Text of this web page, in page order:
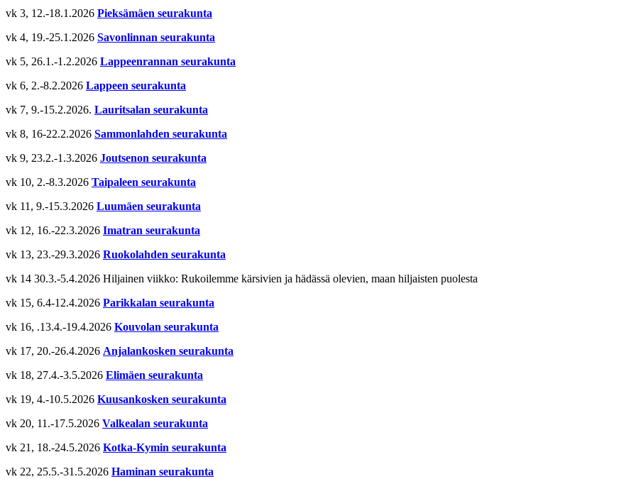
vk 3, 12.-18.1.2026 Pieksämäen seurakunta
vk 4, 19.-25.1.2026 Savonlinnan seurakunta
vk 5, 26.1.-1.2.2026 Lappeenrannan seurakunta
vk 6, 2.-8.2.2026 Lappeen seurakunta
vk 7, 9.-15.2.2026. Lauritsalan seurakunta
vk 8, 16-22.2.2026 Sammonlahden seurakunta
vk 9, 23.2.-1.3.2026 Joutsenon seurakunta
vk 10, 2.-8.3.2026 Taipaleen seurakunta
vk 11, 9.-15.3.2026 Luumäen seurakunta
vk 12, 16.-22.3.2026 Imatran seurakunta
vk 13, 23.-29.3.2026 Ruokolahden seurakunta
vk 14 30.3.-5.4.2026 Hiljainen viikko: Rukoilemme kärsivien ja hädässä olevien, maan hiljaisten puolesta
vk 15, 6.4-12.4.2026 Parikkalan seurakunta
vk 16, .13.4.-19.4.2026 Kouvolan seurakunta
vk 17, 20.-26.4.2026 Anjalankosken seurakunta
vk 18, 27.4.-3.5.2026 Elimäen seurakunta
vk 19, 4.-10.5.2026 Kuusankosken seurakunta
vk 20, 11.-17.5.2026 Valkealan seurakunta
vk 21, 18.-24.5.2026 Kotka-Kymin seurakunta
vk 22, 25.5.-31.5.2026 Haminan seurakunta